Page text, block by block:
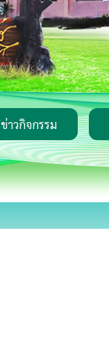
ข่าวกิจกรรม